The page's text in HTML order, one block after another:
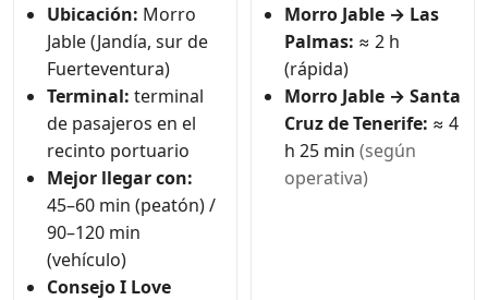
Ubicación: Morro
Jable (Jandía, sur de
Fuerteventura)
Terminal: terminal
de pasajeros en el
recinto portuario
Mejor llegar con:
45–60 min (peatón) /
90–120 min
(vehículo)
Consejo I Love
Morro Jable → Las
Palmas: ≈ 2 h
(rápida)
Morro Jable → Santa
Cruz de Tenerife: ≈ 4
h 25 min (según
operativa)